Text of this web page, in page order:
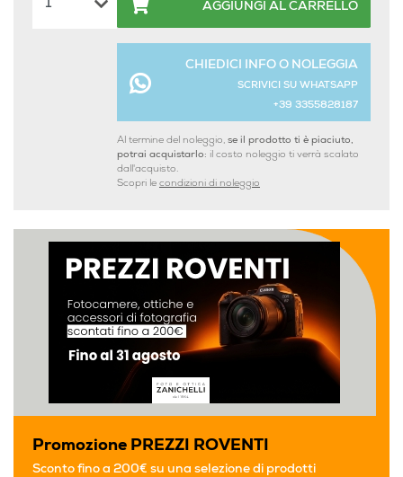
AGGIUNGI AL CARRELLO
CHIEDICI INFO O NOLEGGIA
SCRIVICI SU WHATSAPP
+39 3355828187
Al termine del noleggio, se il prodotto ti è piaciuto,
potrai acquistarlo: il costo noleggio ti verrà scalato
dall'acquisto.
Scopri le condizioni di noleggio
Promozione PREZZI ROVENTI
Sconto fino a 200€ su una selezione di prodotti